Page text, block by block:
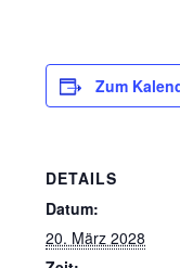
Zum
DETAILS
Datum:
20. März 2028